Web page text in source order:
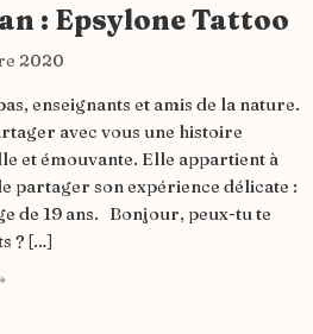
: Epsylone Tattoo
2020
enseignants et amis de la nature.
avec vous une histoire
et émouvante. Elle appartient à
partager son expérience délicate :
de 19 ans. Bonjour, peux-tu te
? […]